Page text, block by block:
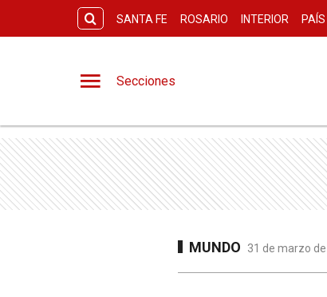
SANTA FE ROSARIO INTERIOR PAÍS
Secciones
MUNDO 31 de marzo